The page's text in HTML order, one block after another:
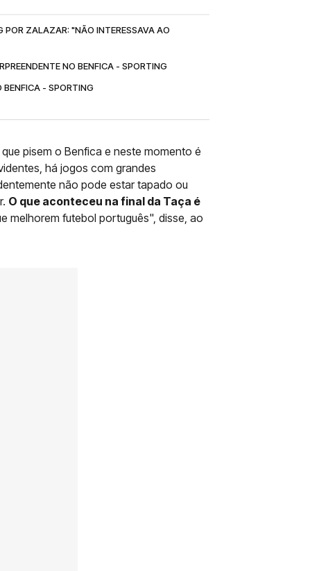
POR ZALAZAR: "NÃO INTERESSAVA AO
NO BENFICA - SPORTING
BENFICA - SPORTING
pisem o Benfica e neste momento é
há jogos com grandes
não pode estar tapado ou
O que aconteceu na final da Taça é
melhorem futebol português", disse, ao